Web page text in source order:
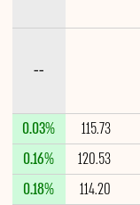
--
115.73
0.03%
120.53
0.16%
114.20
0.18%